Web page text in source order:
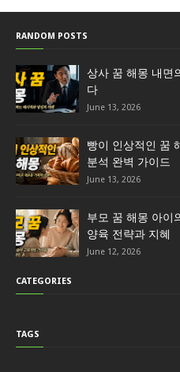
RANDOM POSTS
상사 꿈 해몽 내면
다
June 13, 2026
빵이 인상적인 꿈
분석 완벽 가이드
June 13, 2026
부모 꿈 해몽 아이
양육 전략과 지혜
June 12, 2026
CATEGORIES
TAGS